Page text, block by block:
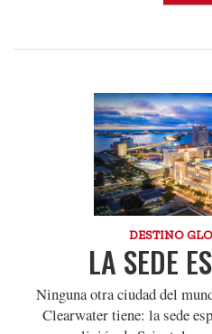
DESTINO
LA SEDE
Ninguna otra ciudad del
Clearwater tiene: la sede